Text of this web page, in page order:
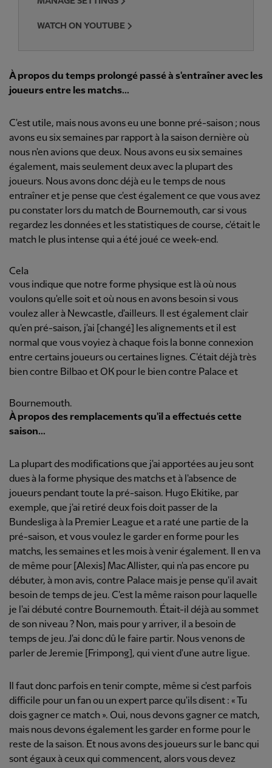
WATCH ON YOUTUBE
À propos du temps prolongé passé à s'entraîner avec les
joueurs entre les matchs...
C'est utile, mais nous avons eu une bonne pré-saison ; nous
avons eu six semaines par rapport à la saison dernière où
nous n'en avions que deux. Nous avons eu six semaines
également, mais seulement deux avec la plupart des
joueurs. Nous avons donc déjà eu le temps de nous
entraîner et je pense que c'est également ce que vous avez
pu constater lors du match de Bournemouth, car si vous
regardez les données et les statistiques de course, c'était le
match le plus intense qui a été joué ce week-end.
Cela
vous indique que notre forme physique est là où nous
voulons qu'elle soit et où nous en avons besoin si vous
voulez aller à Newcastle, d'ailleurs. Il est également clair
qu'en pré-saison, j'ai [changé] les alignements et il est
normal que vous voyiez à chaque fois la bonne connexion
entre certains joueurs ou certaines lignes. C'était déjà très
bien contre Bilbao et OK pour le bien contre Palace et
Bournemouth.
À propos des remplacements qu'il a effectués cette
saison...
La plupart des modifications que j'ai apportées au jeu sont
dues à la forme physique des matchs et à l'absence de
joueurs pendant toute la pré-saison. Hugo Ekitike, par
exemple, que j'ai retiré deux fois doit passer de la
Bundesliga à la Premier League et a raté une partie de la
pré-saison, et vous voulez le garder en forme pour les
matchs, les semaines et les mois à venir également. Il en va
de même pour [Alexis] Mac Allister, qui n'a pas encore pu
débuter, à mon avis, contre Palace mais je pense qu'il avait
besoin de temps de jeu. C'est la même raison pour laquelle
je l'ai débuté contre Bournemouth. Était-il déjà au sommet
de son niveau ? Non, mais pour y arriver, il a besoin de
temps de jeu. J'ai donc dû le faire partir. Nous venons de
parler de Jeremie [Frimpong], qui vient d'une autre ligue.
Il faut donc parfois en tenir compte, même si c'est parfois
difficile pour un fan ou un expert parce qu'ils disent : « Tu
dois gagner ce match ». Oui, nous devons gagner ce match,
mais nous devons également les garder en forme pour le
reste de la saison. Et nous avons des joueurs sur le banc qui
sont égaux à ceux qui commencent, alors vous devez